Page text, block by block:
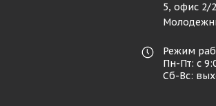
5, офис 2/
Режим
Пн-Пт: с
Сб-Вс: